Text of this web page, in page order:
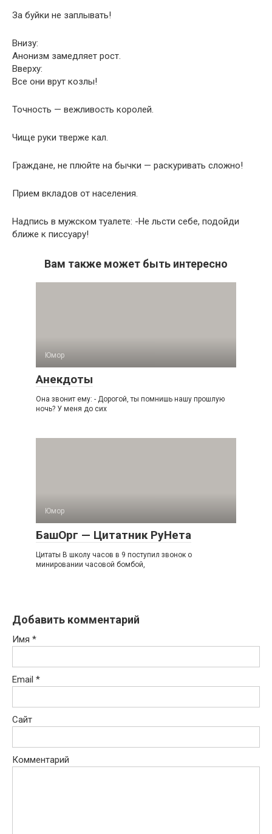
За буйки не заплывать!
Внизу:
Анонизм замедляет рост.
Вверху:
Все они врут козлы!
Точность — вежливость королей.
Чище руки тверже кал.
Граждане, не плюйте на бычки — раскуривать сложно!
Прием вкладов от населения.
Надпись в мужском туалете: -Не льсти себе, подойди
ближе к писсуару!
Вам также может быть интересно
Юмор
Анекдоты
Она звонит ему: - Дорогой, ты помнишь нашу прошлую
ночь? У меня до сих
Юмор
БашОрг — Цитатник РуНета
Цитаты В школу часов в 9 поступил звонок о
минировании часовой бомбой,
Добавить комментарий
Имя *
Email *
Сайт
Комментарий